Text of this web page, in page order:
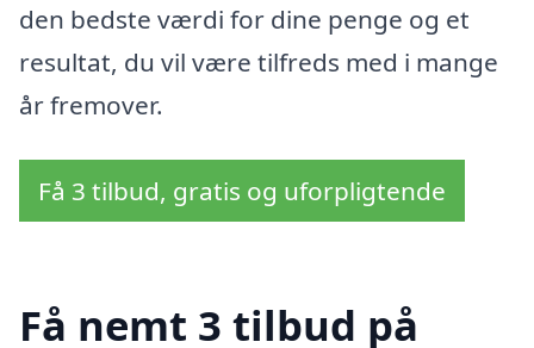
den bedste værdi for dine penge og et
resultat, du vil være tilfreds med i mange
år fremover.
Få 3 tilbud, gratis og uforpligtende
Få nemt 3 tilbud på